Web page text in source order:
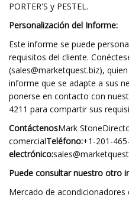
PORTER'S y PESTEL.
Personalización del Informe:
Este informe se puede
requisitos del cliente.
(sales@marketquest.biz),
informe que se adapte a sus
ponerse en contacto con
4211 para compartir sus
ContáctenosMark
comercialTeléfono:+1-201-
electrónico:
Puede consultar nuestro otro
Mercado de